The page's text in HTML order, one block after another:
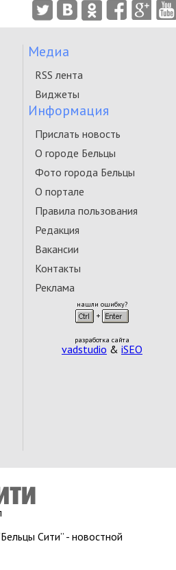
Медиа
RSS лента
Виджеты
Информация
Прислать новость
О городе Бельцы
Фото города Бельцы
О портале
Правила пользования
Редакция
Вакансии
Контакты
Реклама
нашли ошибку?
разработка сайта
vadstudio & iSEO
Сити” - новостной